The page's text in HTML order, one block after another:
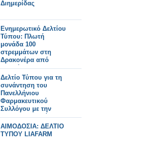
Διημερίδας
Ενημερωτικό Δελτίου
Τύπου: Πλωτή
μονάδα 100
στρεμμάτων στη
Δρακονέρα από
μετακίνηση -
μετεγκατάσταση
παλαιών.
Δελτίο Τύπου για τη
συνάντηση του
Πανελλήνιου
Φαρμακευτικού
Συλλόγου με την
Ένωση Ασθενών
Ελλάδας
ΑΙΜΟΔΟΣΙΑ: ΔΕΛΤΙΟ
ΤΥΠΟΥ LIAFARM